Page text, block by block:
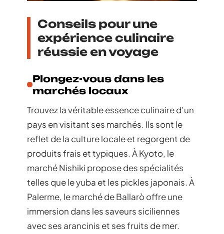
Conseils pour une
expérience culinaire
réussie en voyage
Plongez-vous dans les
marchés locaux
Trouvez la véritable essence culinaire d’un
pays en visitant ses marchés. Ils sont le
reflet de la culture locale et regorgent de
produits frais et typiques. À Kyoto, le
marché Nishiki propose des spécialités
telles que le yuba et les pickles japonais. À
Palerme, le marché de Ballarò offre une
immersion dans les saveurs siciliennes
avec ses arancinis et ses fruits de mer.